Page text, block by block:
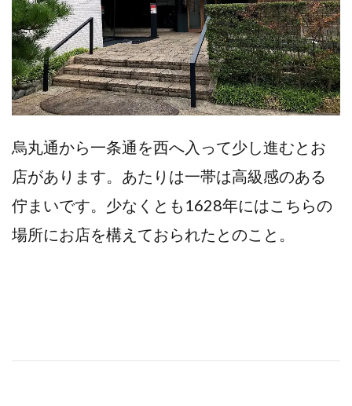
烏丸通から一条通を西へ入って少し進むとお
店があります。あたりは一帯は高級感のある
佇まいです。少なくとも1628年にはこちらの
場所にお店を構えておられたとのこと。